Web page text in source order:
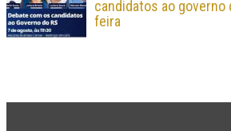
candidatos ao governo
feira